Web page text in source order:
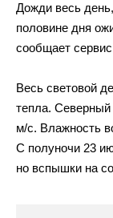
Дожди весь
половине дня
сообщает
Весь световой
тепла.
м/с. Влажность
С полуночи 23
но вспышки на